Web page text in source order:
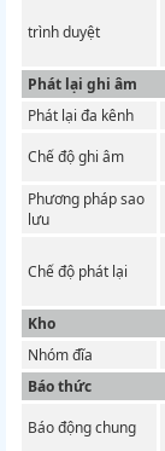
trình duyệt
Phát lại ghi âm
Phát lại đa kênh
Chế độ ghi âm
Phương pháp sao
lưu
Chế độ phát lại
Kho
Nhóm đĩa
Báo thức
Báo động chung